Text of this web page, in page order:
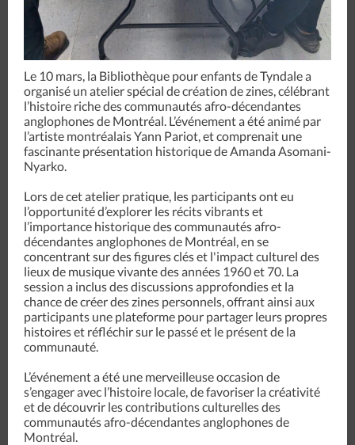
Le 10 mars, la Bibliothèque pour enfants de Tyndale a
organisé un atelier spécial de création de zines, célébrant
l’histoire riche des communautés afro-décendantes
anglophones de Montréal. L’événement a été animé par
l’artiste montréalais Yann Pariot, et comprenait une
fascinante présentation historique de Amanda Asomani-
Nyarko.
Lors de cet atelier pratique, les participants ont eu
l’opportunité d’explorer les récits vibrants et
l’importance historique des communautés afro-
décendantes anglophones de Montréal, en se
concentrant sur des figures clés et l'impact culturel des
lieux de musique vivante des années 1960 et 70. La
session a inclus des discussions approfondies et la
chance de créer des zines personnels, offrant ainsi aux
participants une plateforme pour partager leurs propres
histoires et réfléchir sur le passé et le présent de la
communauté.
L’événement a été une merveilleuse occasion de
s’engager avec l’histoire locale, de favoriser la créativité
et de découvrir les contributions culturelles des
communautés afro-décendantes anglophones de
Montréal.